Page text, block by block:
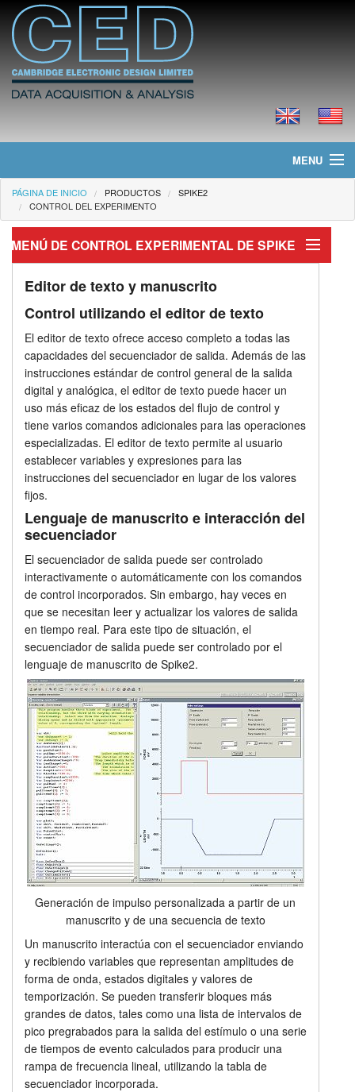
MENU
Página de Inicio
Noticias
Productos
Descargas
Tutorials
Soporte
Distribuidores
PÁGINA DE INICIO PRODUCTOS
SPIKE2
CONTROL DEL EXPERIMENTO
MENÚ DE CONTROL EXPERIMENTAL DE SPIKE
Control del experimento
Secuenciador de salida
Estímulo del salida
Editor de texto y manuscrito
Precios
Editor de texto y manuscrito
Control utilizando el editor de texto
El editor de texto ofrece acceso completo a todas las
capacidades del secuenciador de salida. Además de las
instrucciones estándar de control general de la salida
digital y analógica, el editor de texto puede hacer un
uso más eficaz de los estados del flujo de control y
tiene varios comandos adicionales para las operaciones
especializadas. El editor de texto permite al usuario
establecer variables y expresiones para las
instrucciones del secuenciador en lugar de los valores
fijos.
Lenguaje de manuscrito e interacción del
secuenciador
El secuenciador de salida puede ser controlado
interactivamente o automáticamente con los comandos
de control incorporados. Sin embargo, hay veces en
que se necesitan leer y actualizar los valores de salida
en tiempo real. Para este tipo de situación, el
secuenciador de salida puede ser controlado por el
lenguaje de manuscrito de Spike2.
Generación de impulso personalizada a partir de un
manuscrito y de una secuencia de texto
Un manuscrito interactúa con el secuenciador enviando
y recibiendo variables que representan amplitudes de
forma de onda, estados digitales y valores de
temporización. Se pueden transferir bloques más
grandes de datos, tales como una lista de intervalos de
pico pregrabados para la salida del estímulo o una serie
de tiempos de evento calculados para producir una
rampa de frecuencia lineal, utilizando la tabla de
secuenciador incorporada.